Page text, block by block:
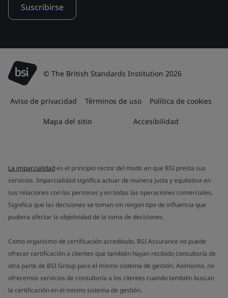
Suscribirse
© The British Standards Institution 2026
Aviso de privacidad Términos de uso Política de cookies
Mapa del sitio Accesibilidad
La imparcialidades el principio rector del modo en que BSI presta sus
servicios. Imparcialidad significa actuar de manera justa y equitativa en
sus relaciones con las personas y en todas las operaciones comerciales.
Significa que las decisiones se toman sin ningún tipo de influencia que
pudiera afectar la objetividad de la toma de decisiones.
Como organismo de certificación acreditado, BSI Assurance no puede
ofrecer certificación a clientes que también hayan recibido consultoría de
otra parte de BSI Group para el mismo sistema de gestión. Asimismo, no
ofrecemos servicios de consultoría a los clientes cuando también buscan
la certificación en el mismo sistema de gestión.